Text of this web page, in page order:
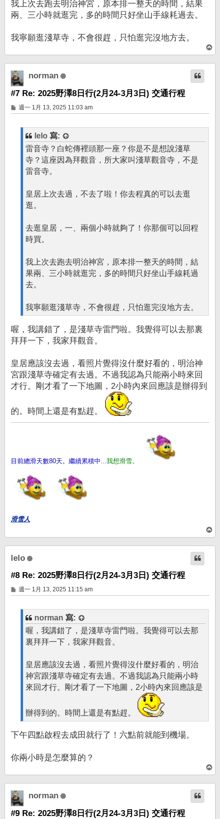
我上次去跑去明治神宮，原本排一整天的時間，結果
兩、三小時就逛完，多的時間只好坐山手線耗過去。
我寧願逛淺草寺，不會很趕，只怕逛完沒地方去。
頂
端
norman
#7 Re: 2025野澤8日行(2月24-3月3日) 交通行程
文
章
週一 1月 13, 2025 11:03 am
lelo 寫:
雷音寺？白蛇傳裡頭那一座？你是不是想說淺草
寺？這座因為拜觀音，所大家叫淺草觀音寺，不是
雷音寺。
皇居上次去過，不去了啦！你去程真的可以去逛
逛。
去逛皇居，一、兩個小時就夠了！你那個可以回程
時買。
我上次去跑去明治神宮，原本排一整天的時間，結
果兩、三小時就逛完，多的時間只好坐山手線耗過
去。
我寧願逛淺草寺，不會很趕，只怕逛完沒地方去。
喔，我講錯了，是淺草寺雷門啦。我覺得可以去那裏
拜拜一下，我家拜觀音。
皇居應該沒去過，看照片覺得沒什麼好看的，明治神
宮跟淺草寺確定有去過。不過我認為只能兩小時來回
才行。剛才看了一下地圖，2小時內來回應該是辦得到
的。時間上還是有點趕。
目前總滑天數80天。繼續累積中...我想滑雪。
滑雪人
頂
端
lelo
#8 Re: 2025野澤8日行(2月24-3月3日) 交通行程
文
章
週一 1月 13, 2025 11:15 am
norman 寫:
喔，我講錯了，是淺草寺雷門啦。我覺得可以去那
裏拜拜一下，我家拜觀音。
皇居應該沒去過，看照片覺得沒什麼好看的，明治
神宮跟淺草寺確定有去過。不過我認為只能兩小時
來回才行。剛才看了一下地圖，2小時內來回應該是
辦得到的。時間上還是有點趕。
下午四點啟程去成田就行了！六點前就能到機場。
你兩小時是怎麼算的？
頂
端
norman
#9 Re: 2025野澤8日行(2月24-3月3日) 交通行程